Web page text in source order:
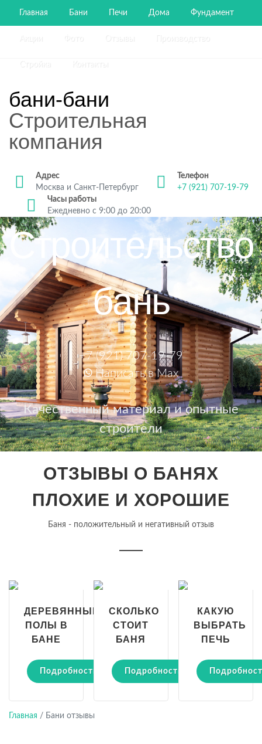
Главная Бани Печи Дома Фундамент
бани-бани
Строительная
компания
Адрес
Москва и Санкт-Петербург
Телефон
+7 (921) 707-19-79
Часы работы
Ежедневно с 9:00 до 20:00
Строительство
бань
+7 (921) 707-19-79
Написать в Max
Качественный материал и опытные
строители
ОТЗЫВЫ О БАНЯХ
ПЛОХИЕ И ХОРОШИЕ
Баня - положительный и негативный отзыв
ДЕРЕВЯННЫЕ
ПОЛЫ В
БАНЕ
Подробности
СКОЛЬКО
СТОИТ
БАНЯ
Подробности
КАКУЮ
ВЫБРАТЬ
ПЕЧЬ
Главная / Бани отзывы